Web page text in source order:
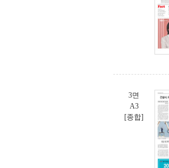
3면
A3
[종합]